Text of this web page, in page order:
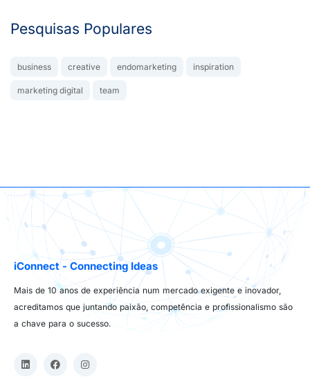
Pesquisas Populares
business creative endomarketing inspiration
marketing digital team
iConnect - Connecting Ideas
Mais de 10 anos de experiência num mercado exigente e inovador,
acreditamos que juntando paixão, competência e profissionalismo são
a chave para o sucesso.